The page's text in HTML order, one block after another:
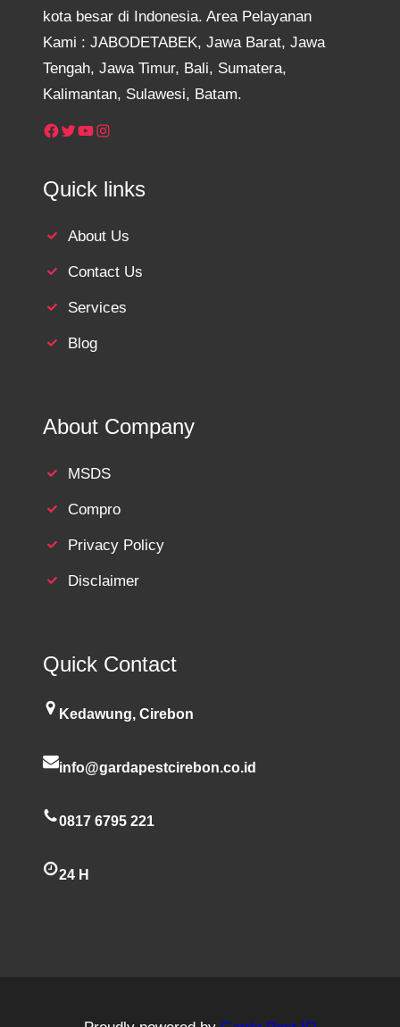
kota besar di Indonesia. Area Pelayanan
Kami : JABODETABEK, Jawa Barat, Jawa
Tengah, Jawa Timur, Bali, Sumatera,
Kalimantan, Sulawesi, Batam.
Facebook Twitter YouTube Instagram
Quick links
About Us
Contact Us
Services
Blog
About Company
MSDS
Compro
Privacy Policy
Disclaimer
Quick Contact
Kedawung, Cirebon
info@gardapestcirebon.co.id
0817 6795 221
24 H